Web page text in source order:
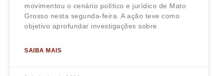
movimentou o cenário político e jurídico de Mato
Grosso nesta segunda-feira. A ação teve como
objetivo aprofundar investigações sobre
SAIBA MAIS